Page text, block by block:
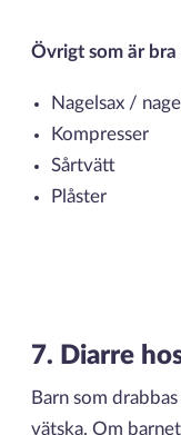
Övrigt som är
Nagelsax /
Kompresser
Sårtvätt
Plåster
7. Diarre
Barn som
vätska. Om